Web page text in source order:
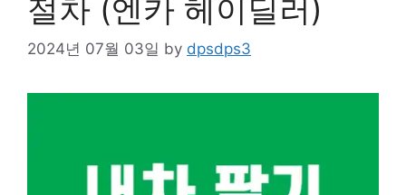
절차 (엔카 헤이딜러)
2024년 07월 03일 by dpsdps3